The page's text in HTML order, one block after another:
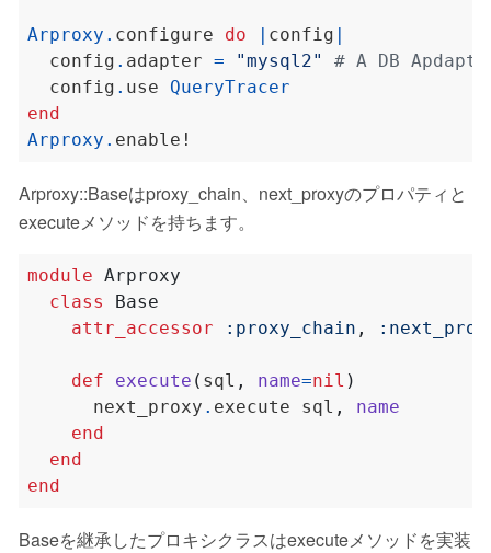
Arproxy . configure do | config |
  config
. adapter = "mysql2"
# A DB
  config
. use QueryTracer
end
Arproxy .
Arproxy::Baseはproxy_chain、next_proxyのプロパティと
executeメソッドを持ちます。
module Arproxy
class
Base
attr_accessor
:proxy_chain ,
def execute ( sql , name=nil )
      next_proxy
. execute sql ,
name
end
end
end
Baseを継承したプロキシクラスはexecuteメソッドを実装